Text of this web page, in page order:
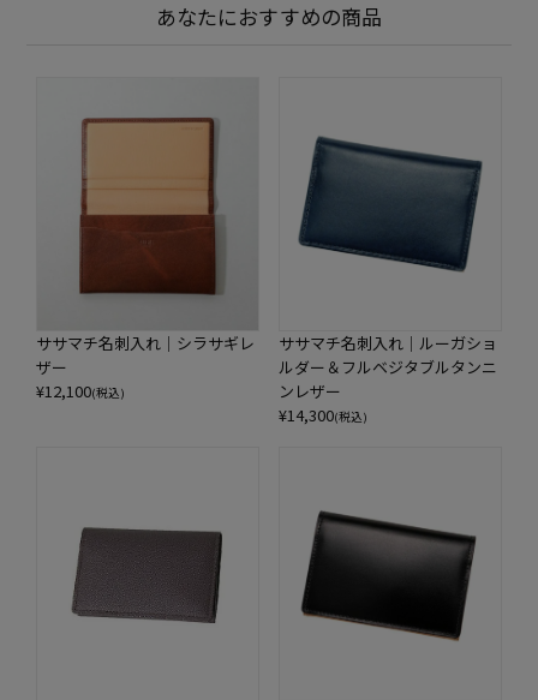
あなたにおすすめの商品
ササマチ名刺入れ｜シラサギレ
ザー
¥12,100(税込)
ササマチ名刺入れ｜ルーガショ
ルダー＆フルベジタブルタンニ
ンレザー
¥14,300(税込)